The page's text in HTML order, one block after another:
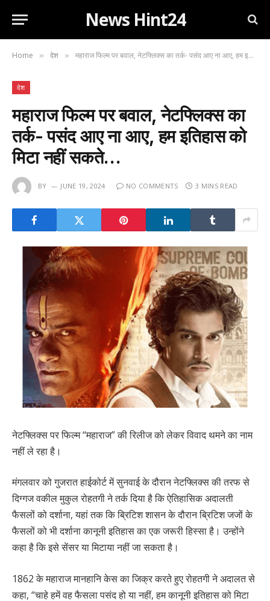
News Hint24
Home » देश » महाराज फिल्म पर बवाल, नेटफ्लिक्स का तर्क- पसंद आए ना आए, हम इतिहास को मिटा नहीं सकते…
देश
महाराज फिल्म पर बवाल, नेटफ्लिक्स का
तर्क- पसंद आए ना आए, हम इतिहास को
मिटा नहीं सकते…
BY JUNE 19, 2024 NO COMMENTS 3 MINS READ
नेटफ्लिक्स पर फिल्म “महाराज” की रिलीज को लेकर विवाद थमने का नाम
नहीं ले रहा है।
मंगलवार को गुजरात हाईकोर्ट में सुनवाई के दौरान नेटफ्लिक्स की तरफ से
दिग्गज वकील मुकुल रोहतगी ने तर्क दिया है कि ऐतिहासिक अदालती
फैसलों को दर्शाना, यहां तक ​​कि ब्रिटिश शासन के दौरान ब्रिटिश जजों के
फैसलों को भी दर्शाना कानूनी इतिहास का एक जरूरी हिस्सा है। उन्होंने
कहा है कि इसे सेंसर या मिटाया नहीं जा सकता है।
1862 के महाराज मानहानि केस का जिक्र करते हुए रोहतगी ने अदालत से
कहा, “चाहे हमें वह फैसला पसंद हो या नहीं, हम कानूनी इतिहास को मिटा